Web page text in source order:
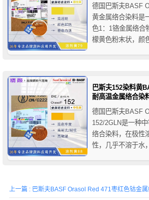
德国巴斯夫BASF
黄金属络合染料是
色1：1铬金属络合
檬黄色粉末状，颜
型木器漆、透明涂
巴斯夫152染料黄
耐高温金属络合染
德国巴斯夫BASF
152/2GLN是一种
络合染料，在极性
性，几乎不溶于水
墨、溶剂型木器漆
上一篇 : 巴斯夫BASF Orasol Red 471枣红色钴金